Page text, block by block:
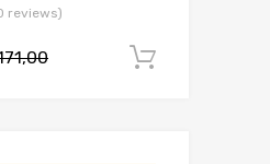
reviews)